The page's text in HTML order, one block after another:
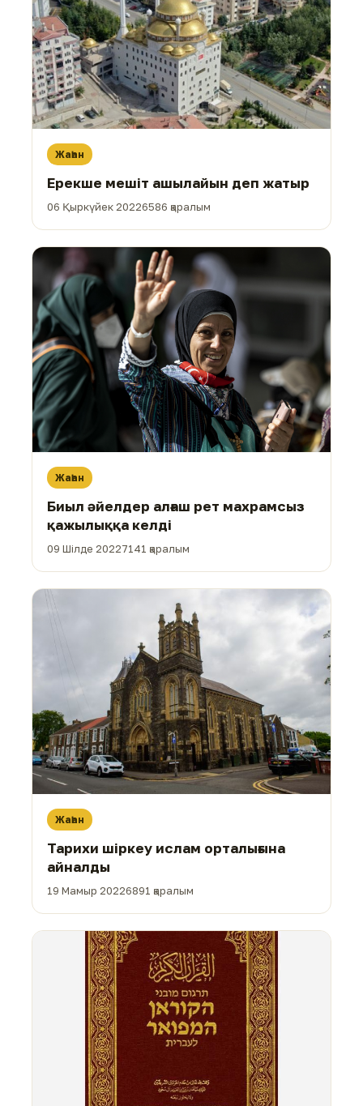
Жаһан
Ерекше мешіт ашылайын деп жатыр
06 Қыркүйек 20226586 қаралым
Жаһан
Биыл әйелдер алғаш рет махрамсыз
қажылыққа келді
09 Шілде 20227141 қаралым
Жаһан
Тарихи шіркеу ислам орталығына
айналды
19 Мамыр 20226891 қаралым